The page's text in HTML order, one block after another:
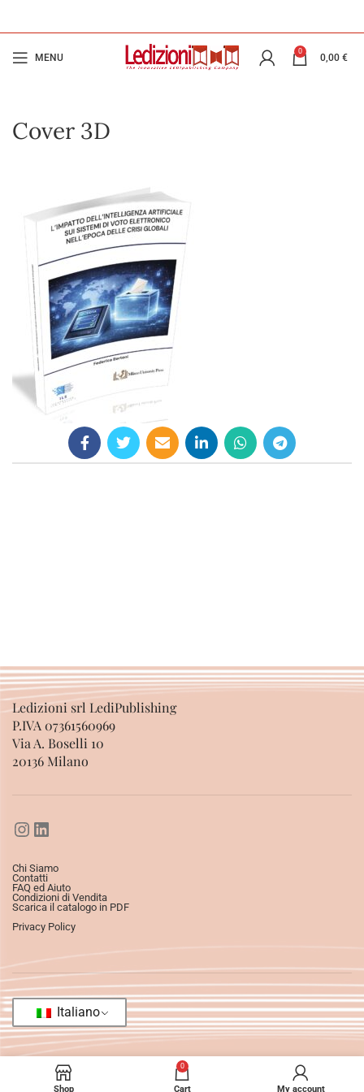
MENU
0
0,00 €
Cover 3D
Ledizioni srl LediPublishing
P.IVA 07361560969
Via A. Boselli 10
20136 Milano
Chi Siamo
Contatti
FAQ ed Aiuto
Condizioni di Vendita
Scarica il catalogo in PDF
Privacy Policy
Italiano
Shop
0
Cart My account